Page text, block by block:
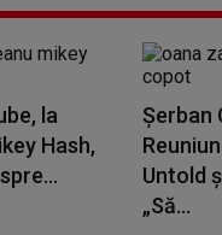
la
Hash,
Șerban
Untold
„Să...